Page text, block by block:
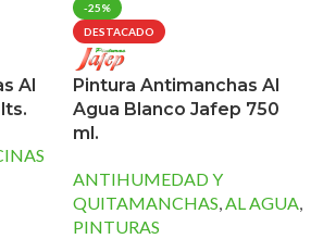
Al
-25%
DESTACADO
Pintura Antimanchas Al
Agua Blanco Jafep 750
ml.
ANTIHUMEDAD Y
QUITAMANCHAS,AL AGUA,
PINTURAS